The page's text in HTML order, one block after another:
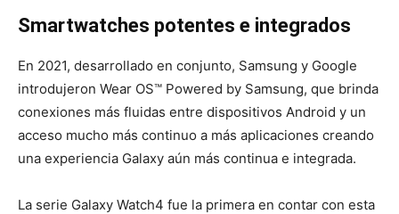
Smartwatches potentes e integrados
En 2021, desarrollado en conjunto, Samsung y Google
introdujeron Wear OS™ Powered by Samsung, que brinda
conexiones más fluidas entre dispositivos Android y un
acceso mucho más continuo a más aplicaciones creando
una experiencia Galaxy aún más continua e integrada.
La serie Galaxy Watch4 fue la primera en contar con esta